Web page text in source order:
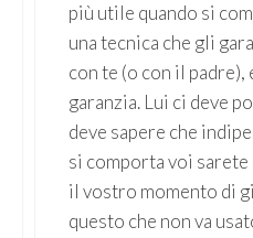
più utile quando si
una tecnica che gli
con te (o con il padre),
garanzia. Lui ci deve
deve sapere che
si comporta voi
il vostro momento di
questo che non va